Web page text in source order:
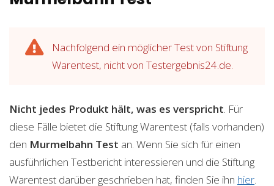
Nachfolgend ein möglicher Test von Stiftung
Warentest, nicht von Testergebnis24.de.
Nicht jedes Produkt hält, was es verspricht . Für
diese Fälle bietet die Stiftung Warentest (falls vorhanden)
den Murmelbahn Test an. Wenn Sie sich für einen
ausführlichen Testbericht interessieren und die Stiftung
Warentest darüber geschrieben hat, finden Sie ihn hier